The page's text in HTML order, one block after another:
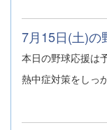
7月15日(土)の
本日の野球応援は
熱中症対策をしっ